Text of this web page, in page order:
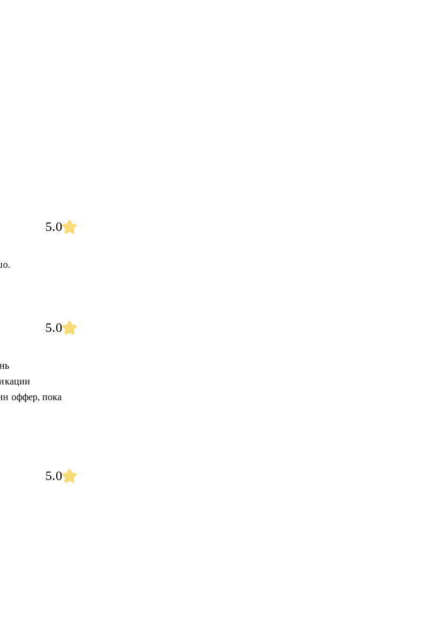
5.0
5.0
оффер, пока
5.0